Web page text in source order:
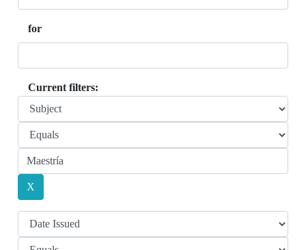
for
Current filters: